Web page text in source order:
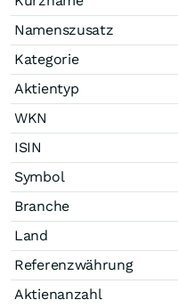
Namenszusatz
Kategorie
Aktientyp
WKN
ISIN
Symbol
Branche
Land
Referenzwährung
Aktienanzahl